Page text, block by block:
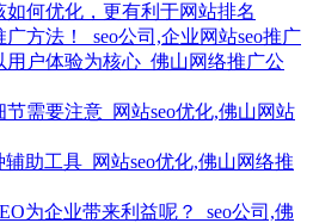
如何优化，更有利于网站排名
方法！_seo公司,企业网站seo推广
户体验为核心_佛山网络推广公
需要注意_网站seo优化,佛山网站
助工具_网站seo优化,佛山网络推
为企业带来利益呢？_seo公司,佛